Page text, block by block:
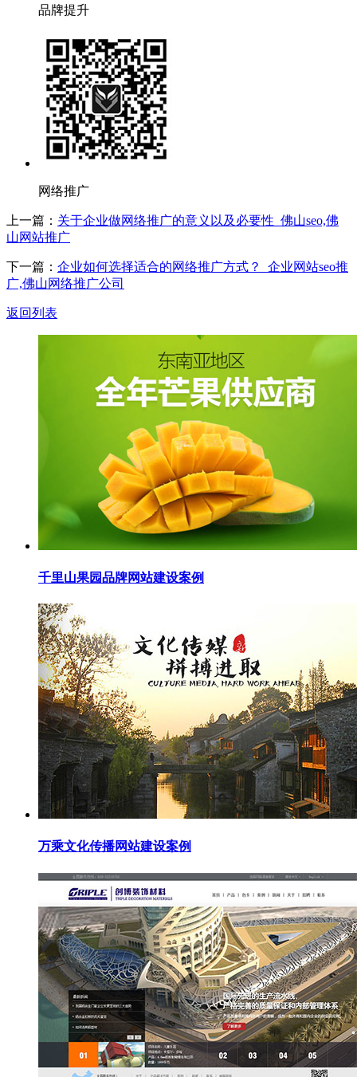
品牌提升
网络推广
上一篇： 关于企业做网络推广的意义以及必要性_佛山seo,佛
山网站推广
下一篇： 企业如何选择适合的网络推广方式？_企业网站seo推
广,佛山网络推广公司
返回列表
千里山果园品牌网站建设案例
万乘文化传播网站建设案例